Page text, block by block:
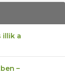
illik a
–